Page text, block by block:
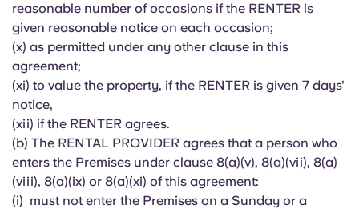
reasonable number of occasions if the RENTER is
given reasonable notice on each occasion;
(x) as permitted under any other clause in this
agreement;
(xi) to value the property, if the RENTER is given 7 days'
notice,
(xii) if the RENTER agrees.
(b) The RENTAL PROVIDER agrees that a person who
enters the Premises under clause 8(a)(v), 8(a)(vii), 8(a)
(viii), 8(a)(ix) or 8(a)(xi) of this agreement:
(i) must not enter the Premises on a Sunday or a